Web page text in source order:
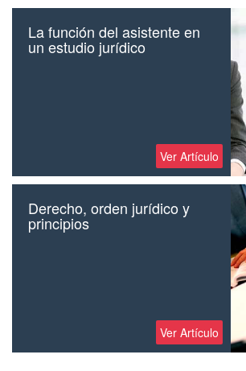
La función del asistente en
un estudio jurídico
Ver Artículo
Derecho, orden jurídico y
principios
Ver Artículo